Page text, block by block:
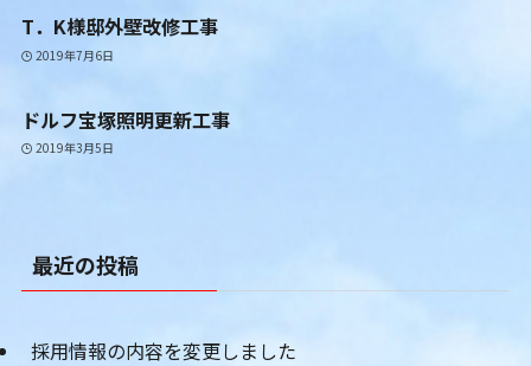
T．K様邸外壁改修工事
2019年7月6日
ドルフ宝塚照明更新工事
2019年3月5日
最近の投稿
採用情報の内容を変更しました